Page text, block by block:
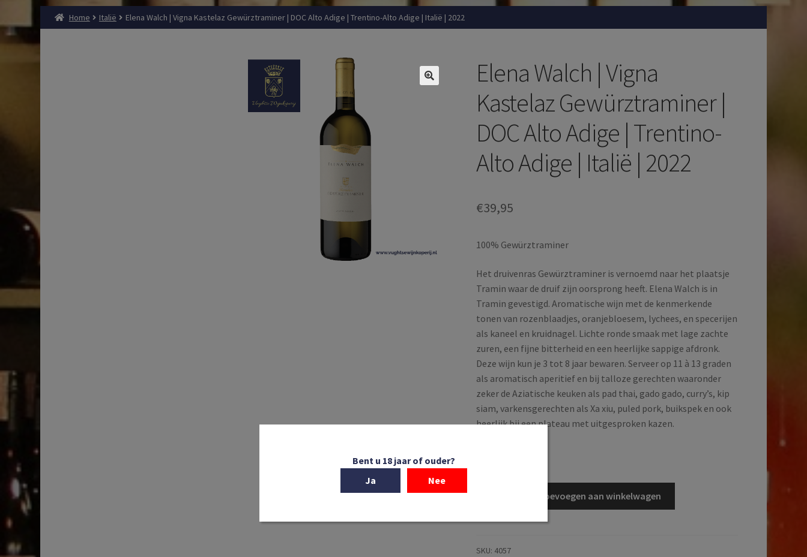
Home Italië Elena Walch | Vigna Kastelaz Gewürztraminer | DOC Alto Adige | Trentino-Alto Adige | Italië | 2022
Elena Walch | Vigna
Kastelaz Gewürztraminer |
DOC Alto Adige | Trentino-
Alto Adige | Italië | 2022
€39,95
100% Gewürztraminer
Het druivenras Gewürztraminer is vernoemd naar het plaatsje
Tramin waar de druif zijn oorsprong heeft. Elena Walch is in
Tramin gevestigd. Aromatische wijn met de kenmerkende
tonen van rozenblaadjes, oranjebloesem, lychees, en specerijen
als kaneel en kruidnagel. Lichte ronde smaak met lage zachte
zuren, een fijne bitterheid en een heerlijke sappige afdronk.
Deze wijn kun je 3 tot 8 jaar bewaren. Serveer op 11 à 13 graden
als aromatisch aperitief en bij talloze gerechten waaronder
zeker de Aziatische keuken als pad thai, gado gado, curry’s, kip
siam, varkensgerechten als Xa xiu, puled pork, buikspek en ook
heerlijk bij een plateau met uitgesproken kazen.
|
Kastelaz
Toevoegen aan winkelwagen
SKU: 4057
Bent u 18 jaar of ouder?
Ja
Nee